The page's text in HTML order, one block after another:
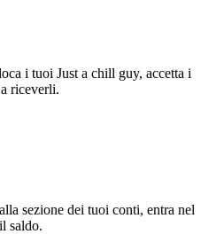
i tuoi Just a chill guy, accetta i
riceverli.
sezione dei tuoi conti, entra nel
saldo.